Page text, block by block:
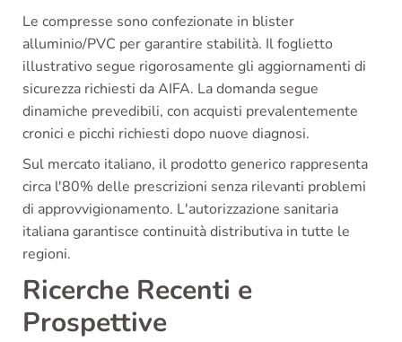
Le compresse sono confezionate in blister
alluminio/PVC per garantire stabilità. Il foglietto
illustrativo segue rigorosamente gli aggiornamenti di
sicurezza richiesti da AIFA. La domanda segue
dinamiche prevedibili, con acquisti prevalentemente
cronici e picchi richiesti dopo nuove diagnosi.
Sul mercato italiano, il prodotto generico rappresenta
circa l'80% delle prescrizioni senza rilevanti problemi
di approvvigionamento. L'autorizzazione sanitaria
italiana garantisce continuità distributiva in tutte le
regioni.
Ricerche Recenti e
Prospettive